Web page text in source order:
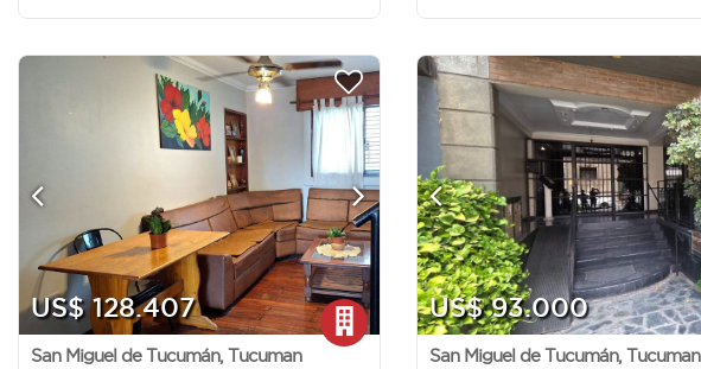
US$ 128.407
San Miguel de Tucumán, Tucuman
US$ 93.000
San Miguel de Tucumán, Tucuman